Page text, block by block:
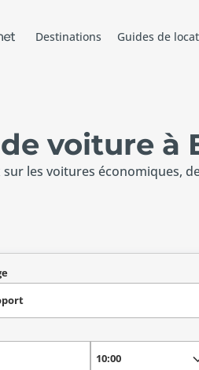
Destinations Guides de
voiture à
les voitures économiques,